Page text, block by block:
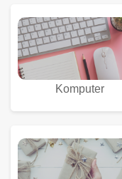
Komputer